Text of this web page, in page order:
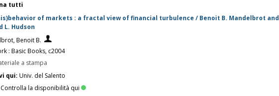
tutti
of markets : a fractal view of financial turbulence / Benoit B. Mandelbrot and
L. Hudson
Benoit B.
: Basic Books, c2004
a stampa
qui: Univ. del Salento
Controlla la disponibilità qui